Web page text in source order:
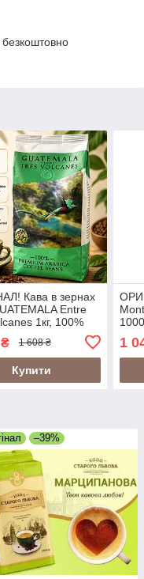
Кава в зернах
Entre
1кг, 100%
моносорт, Іспанія
1 608 ₴
Купити
1
–39%